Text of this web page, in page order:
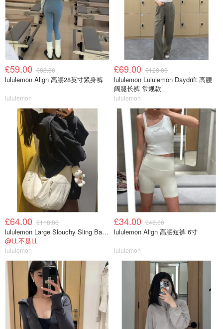
£59.00 £88.00
lululemon Align 高腰28英寸紧身裤
lululemon
£69.00 £128.00
lululemon Lululemon Daydrift 高腰
阔腿长裤 常规款
lululemon
£64.00 £118.00
lululemon Large Slouchy Sling Bag 13L
@LL不是LL
lululemon
£34.00 £48.00
lululemon Align 高腰短裤 6寸
lululemon